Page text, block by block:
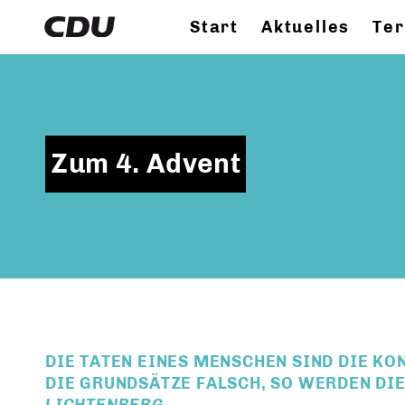
Start Aktuelles
Zum 4. Advent
DIE TATEN EINES MENSCHEN SIND DIE
DIE GRUNDSÄTZE FALSCH, SO WERDEN